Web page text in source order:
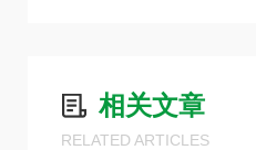
相关文章
RELATED ARTICLES